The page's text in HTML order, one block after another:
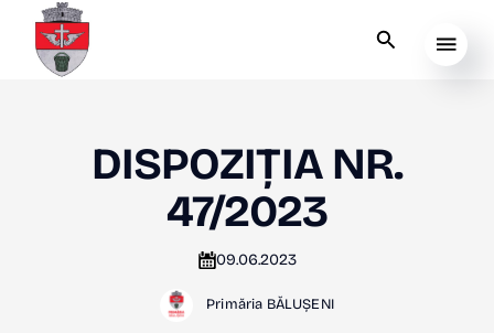
DISPOZIȚIA NR.
47/2023
09.06.2023
Primăria BĂLUȘENI